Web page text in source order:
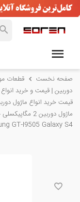
صفحه نخست
قطعات
دوربین | قیمت و خرید
قیمت خرید انواع ماژول
ماژول
GT-I9505 Galaxy S4